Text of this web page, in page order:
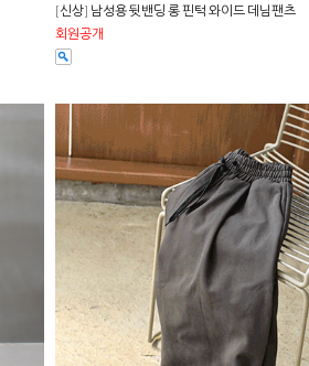
[신상] 남성용 뒷밴딩 롱 핀턱 와이드 데님팬츠
회원공개